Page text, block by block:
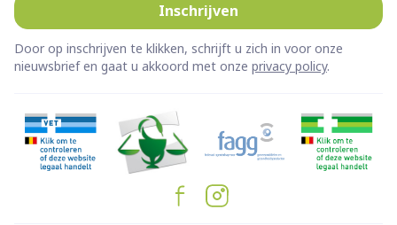
Inschrijven
Door op inschrijven te klikken, schrijft u zich in voor onze
nieuwsbrief en gaat u akkoord met onze privacy policy.